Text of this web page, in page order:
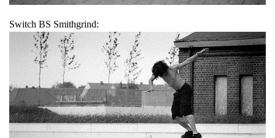
Switch BS Smithgrind: